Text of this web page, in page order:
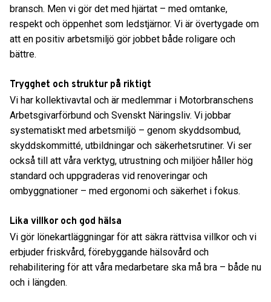
bransch. Men vi gör det med hjärtat – med omtanke,
respekt och öppenhet som ledstjärnor. Vi är övertygade om
att en positiv arbetsmiljö gör jobbet både roligare och
bättre.
Trygghet och struktur på riktigt
Vi har kollektivavtal och är medlemmar i Motorbranschens
Arbetsgivarförbund och Svenskt Näringsliv. Vi jobbar
systematiskt med arbetsmiljö – genom skyddsombud,
skyddskommitté, utbildningar och säkerhetsrutiner. Vi ser
också till att våra verktyg, utrustning och miljöer håller hög
standard och uppgraderas vid renoveringar och
ombyggnationer – med ergonomi och säkerhet i fokus.
Lika villkor och god hälsa
Vi gör lönekartläggningar för att säkra rättvisa villkor och vi
erbjuder friskvård, förebyggande hälsovård och
rehabilitering för att våra medarbetare ska må bra – både nu
och i längden.